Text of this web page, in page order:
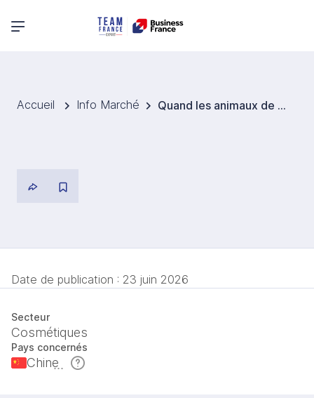
Menu principal
Accueil Info Marché Quand les animaux de compagnie redéfinissent la relation aux fragrances
Date de publication : 23 juin 2026
Secteur
Cosmétiques
Pays concernés
Chine